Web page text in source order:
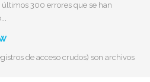
300 errores que se han
de acceso crudos) son archivos